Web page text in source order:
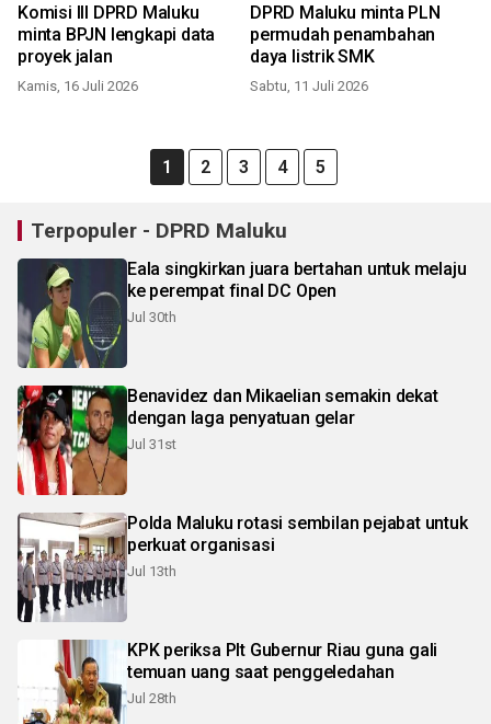
Komisi III DPRD Maluku
minta BPJN lengkapi data
proyek jalan
Kamis, 16 Juli 2026
DPRD Maluku minta PLN
permudah penambahan
daya listrik SMK
Sabtu, 11 Juli 2026
1 2 3 4 5
Terpopuler - DPRD Maluku
Eala singkirkan juara bertahan untuk melaju
ke perempat final DC Open
Jul 30th
Benavidez dan Mikaelian semakin dekat
dengan laga penyatuan gelar
Jul 31st
Polda Maluku rotasi sembilan pejabat untuk
perkuat organisasi
Jul 13th
KPK periksa Plt Gubernur Riau guna gali
temuan uang saat penggeledahan
Jul 28th